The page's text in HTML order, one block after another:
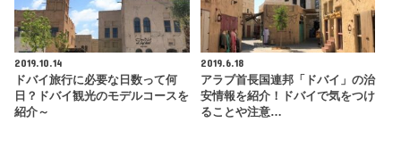
2019.10.14
ドバイ旅行に必要な日数って何
日？ドバイ観光のモデルコースを
紹介～
2019.6.18
アラブ首長国連邦「ドバイ」の治
安情報を紹介！ドバイで気をつけ
ることや注意…